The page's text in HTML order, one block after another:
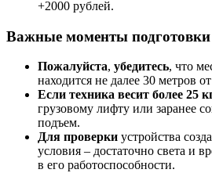
+2000 рублей.
Важные моменты подготовки
Пожалуйста, убедитесь, что
находится не далее 30 метров
Если техника весит более 25
грузовому лифту или заранее
подъем.
Для проверки устройства
условия – достаточно света и
в его работоспособности.